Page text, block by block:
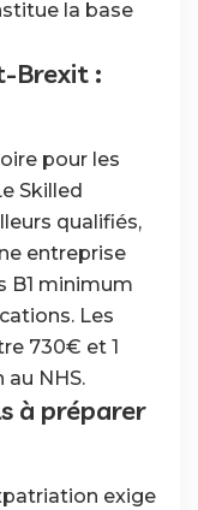
la base
Brexit :
pour les
Skilled
qualifiés,
entreprise
B1 minimum
Les
730€ et 1
NHS.
à préparer
exige